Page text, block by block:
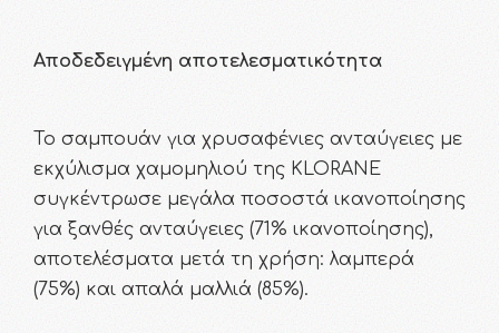
Αποδεδειγμένη αποτελεσματικότητα
Το σαμπουάν για χρυσαφένιες ανταύγειες με
εκχύλισμα χαμομηλιού της KLORANE
συγκέντρωσε μεγάλα ποσοστά ικανοποίησης
για ξανθές ανταύγειες (71% ικανοποίησης),
αποτελέσματα μετά τη χρήση: λαμπερά
(75%) και απαλά μαλλιά (85%).